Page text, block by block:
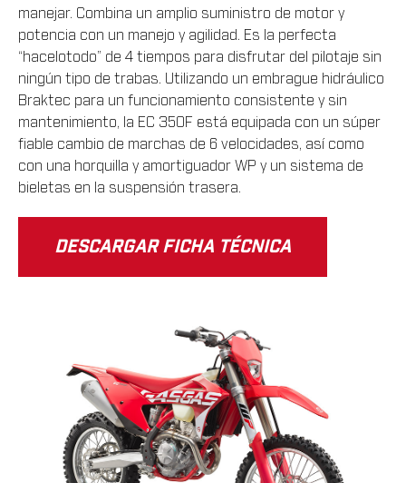
manejar. Combina un amplio suministro de motor y
potencia con un manejo y agilidad. Es la perfecta
“hacelotodo” de 4 tiempos para disfrutar del pilotaje sin
ningún tipo de trabas. Utilizando un embrague hidráulico
Braktec para un funcionamiento consistente y sin
mantenimiento, la EC 350F está equipada con un súper
fiable cambio de marchas de 6 velocidades, así como
con una horquilla y amortiguador WP y un sistema de
bieletas en la suspensión trasera.
DESCARGAR FICHA TÉCNICA